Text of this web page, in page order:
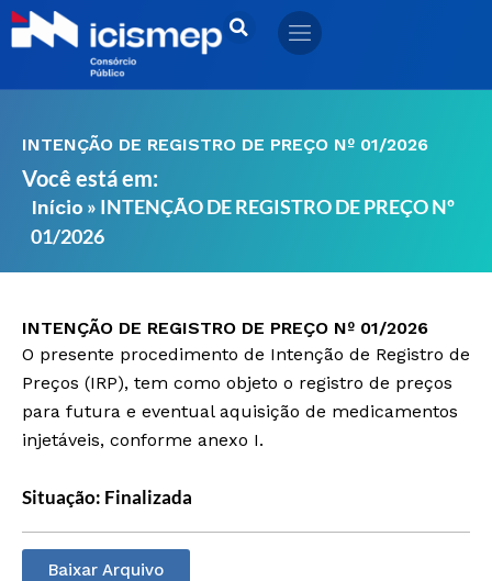
Ir
para
INTENÇÃO DE REGISTRO DE PREÇO Nº 01/2026
Você está em:
Início » INTENÇÃO DE REGISTRO DE PREÇO Nº
01/2026
INTENÇÃO DE REGISTRO DE PREÇO Nº 01/2026
O presente procedimento de Intenção de Registro de
Preços (IRP), tem como objeto o registro de preços
para futura e eventual aquisição de medicamentos
injetáveis, conforme anexo I.
Situação: Finalizada
Baixar Arquivo